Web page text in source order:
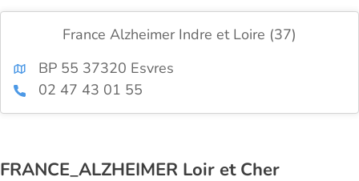
France Alzheimer Indre et Loire (37)
BP 55 37320 Esvres
02 47 43 01 55
FRANCE_ALZHEIMER Loir et Cher